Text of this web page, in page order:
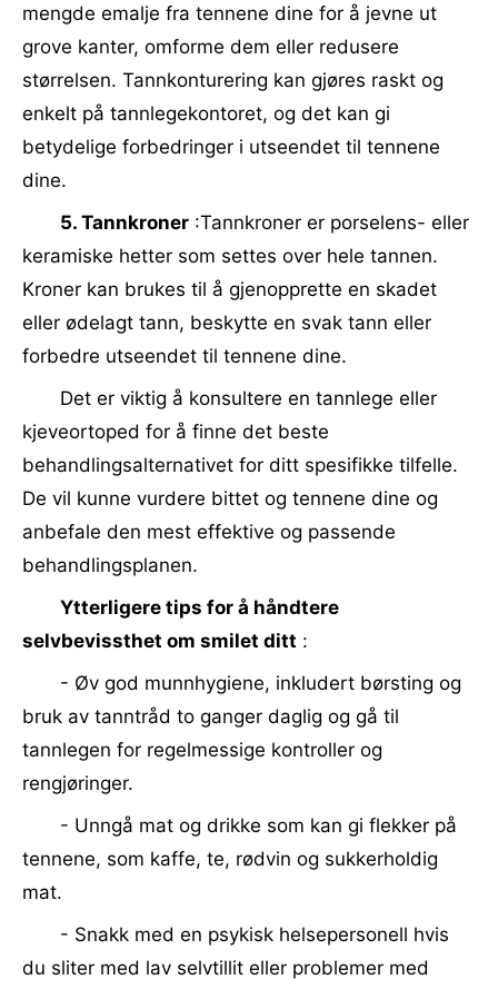
mengde emalje fra tennene dine for å jevne ut
grove kanter, omforme dem eller redusere
størrelsen. Tannkonturering kan gjøres raskt og
enkelt på tannlegekontoret, og det kan gi
betydelige forbedringer i utseendet til tennene
dine.
5. Tannkroner :Tannkroner er porselens- eller
keramiske hetter som settes over hele tannen.
Kroner kan brukes til å gjenopprette en skadet
eller ødelagt tann, beskytte en svak tann eller
forbedre utseendet til tennene dine.
Det er viktig å konsultere en tannlege eller
kjeveortoped for å finne det beste
behandlingsalternativet for ditt spesifikke tilfelle.
De vil kunne vurdere bittet og tennene dine og
anbefale den mest effektive og passende
behandlingsplanen.
Ytterligere tips for å håndtere
selvbevissthet om smilet ditt :
- Øv god munnhygiene, inkludert børsting og
bruk av tanntråd to ganger daglig og gå til
tannlegen for regelmessige kontroller og
rengjøringer.
- Unngå mat og drikke som kan gi flekker på
tennene, som kaffe, te, rødvin og sukkerholdig
mat.
- Snakk med en psykisk helsepersonell hvis
du sliter med lav selvtillit eller problemer med